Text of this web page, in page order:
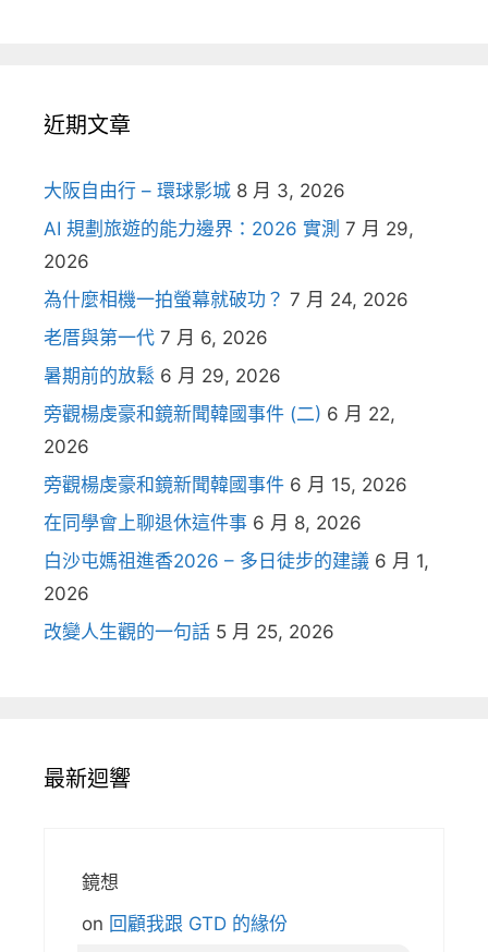
近期文章
大阪自由行 – 環球影城 8 月 3, 2026
AI 規劃旅遊的能力邊界：2026 實測 7 月 29,
2026
為什麼相機一拍螢幕就破功？ 7 月 24, 2026
老厝與第一代 7 月 6, 2026
暑期前的放鬆 6 月 29, 2026
旁觀楊虔豪和鏡新聞韓國事件 (二) 6 月 22,
2026
旁觀楊虔豪和鏡新聞韓國事件 6 月 15, 2026
在同學會上聊退休這件事 6 月 8, 2026
白沙屯媽祖進香2026 – 多日徒步的建議 6 月 1,
2026
改變人生觀的一句話 5 月 25, 2026
最新迴響
鏡想
on 回顧我跟 GTD 的緣份